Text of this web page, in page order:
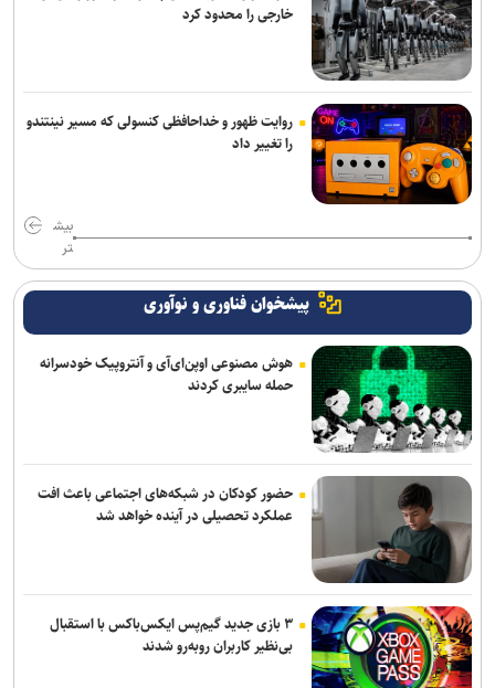
خارجی را محدود کرد
روایت ظهور و خداحافظی کنسولی که مسیر نینتندو
را تغییر داد
بیش
تر
پیشخوان فناوری و نوآوری
هوش مصنوعی اوپن‌ای‌آی و آنتروپیک خودسرانه
حمله سایبری کردند
حضور کودکان در شبکه‌های اجتماعی باعث افت
عملکرد تحصیلی در آینده خواهد شد
۳ بازی جدید گیم‌پس ایکس‌باکس با استقبال
بی‌نظیر کاربران روبه‌رو شدند